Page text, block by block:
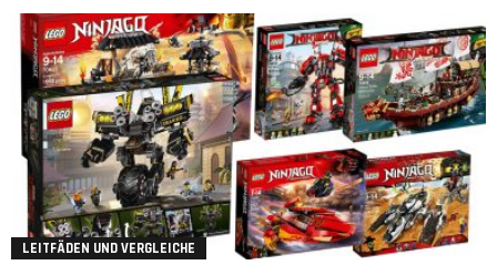
LEITFÄDEN UND VERGLEICHE